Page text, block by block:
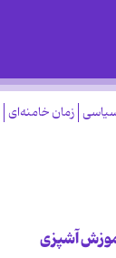
زمان خامنه‌ای
آشپزی